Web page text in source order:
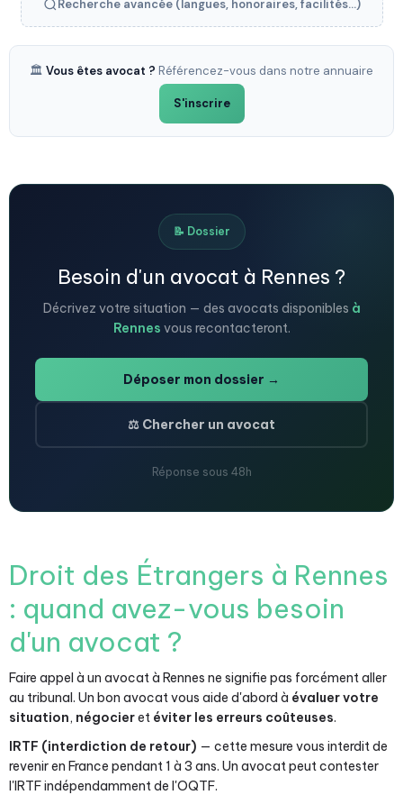
Recherche avancée (langues, honoraires, facilités...)
🏛️ Vous êtes avocat ? Référencez-vous dans notre annuaire
S'inscrire
📝 Dossier
Besoin d'un avocat à Rennes ?
Décrivez votre situation — des avocats disponibles à
Rennes vous recontacteront.
Déposer mon dossier →
⚖️ Chercher un avocat
Réponse sous 48h
Droit des Étrangers à Rennes
: quand avez-vous besoin
d'un avocat ?
Faire appel à un avocat à Rennes ne signifie pas forcément aller
au tribunal. Un bon avocat vous aide d'abord à évaluer votre
situation, négocieret éviter les erreurs coûteuses.
IRTF (interdiction de retour) — cette mesure vous interdit de
revenir en France pendant 1 à 3 ans. Un avocat peut contester
l'IRTF indépendamment de l'OQTF.